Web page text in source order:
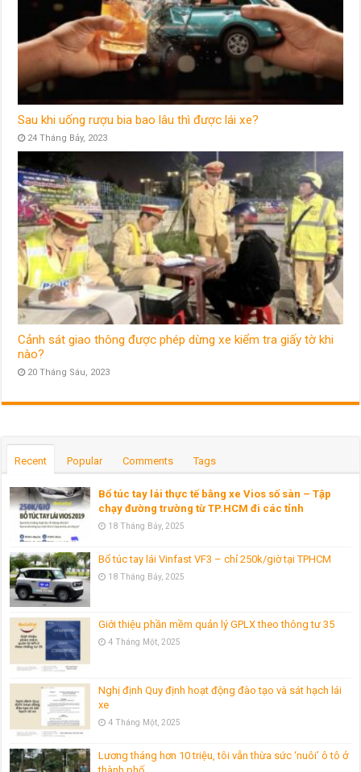
Sau khi uống rượu bia bao lâu thì được lái xe?
24 Tháng Bảy, 2023
Cảnh sát giao thông được phép dừng xe kiểm tra giấy tờ khi
nào?
20 Tháng Sáu, 2023
Recent Popular Comments Tags
Bổ túc tay lái thực tế bằng xe Vios số sàn – Tập
chạy đường trường từ TP.HCM đi các tỉnh
18 Tháng Bảy, 2025
Bổ túc tay lái Vinfast VF3 – chỉ 250k/giờ tại TPHCM
18 Tháng Bảy, 2025
Giới thiệu phần mềm quản lý GPLX theo thông tư 35
4 Tháng Một, 2025
Nghị định Quy định hoạt động đào tạo và sát hạch lái
xe
4 Tháng Một, 2025
Lương tháng hơn 10 triệu, tôi vẫn thừa sức ‘nuôi’ ô tô ở